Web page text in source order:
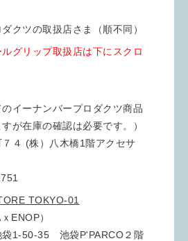
クツの取扱店さま（順不同）
ルグリップ取扱店は下にスクロ
イーナンバープロダクツ商品
が在庫の確認は必要です。）
４ (株）八木橋1階アクセサ
TOKYO-01
ENOP）
袋1-50-35 池袋P'PARCO２階